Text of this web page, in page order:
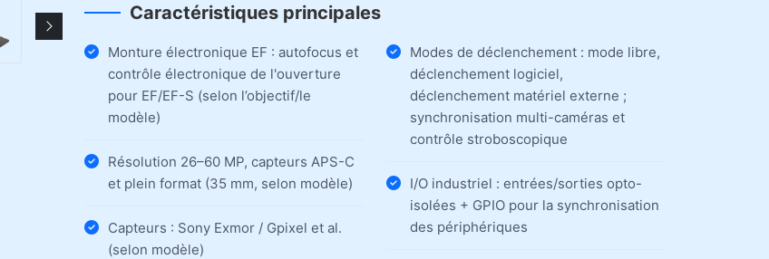
Caractéristiques principales
Monture électronique EF : autofocus et
contrôle électronique de l'ouverture
pour EF/EF-S (selon l’objectif/le
modèle)
Résolution 26–60 MP, capteurs APS-C
et plein format (35 mm, selon modèle)
Capteurs : Sony Exmor / Gpixel et al.
(selon modèle)
Modes de déclenchement : mode libre,
déclenchement logiciel,
déclenchement matériel externe ;
synchronisation multi-caméras et
contrôle stroboscopique
I/O industriel : entrées/sorties opto-
isolées + GPIO pour la synchronisation
des périphériques